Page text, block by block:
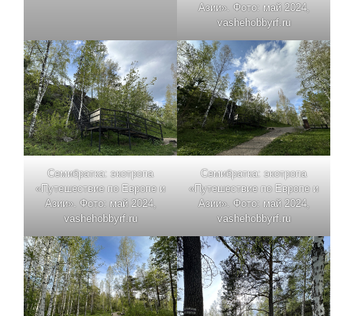
Азии». Фото: май 2024,
vashehobbyrf.ru
Семибратка: экотропа
«Путешествие по Европе и
Азии». Фото: май 2024,
vashehobbyrf.ru
Семибратка: экотропа
«Путешествие по Европе и
Азии». Фото: май 2024,
vashehobbyrf.ru